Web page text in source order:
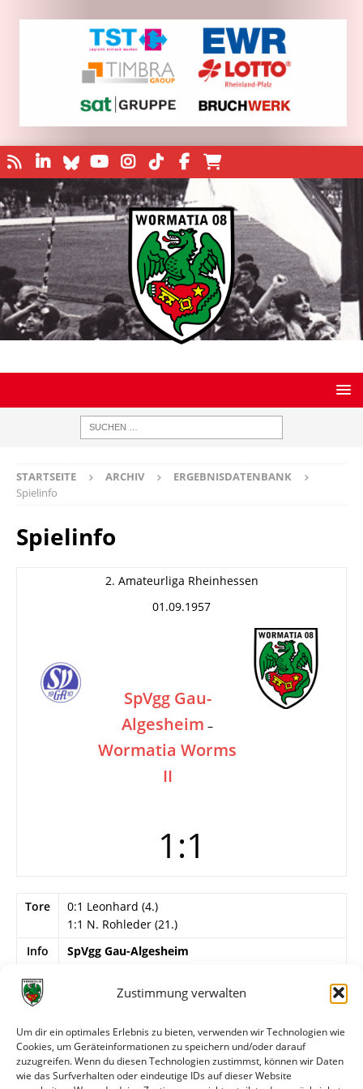
Zustimmung verwalten
Um dir ein optimales Erlebnis zu bieten, verwenden wir Technologien wie
Cookies, um Geräteinformationen zu speichern und/oder darauf
zuzugreifen. Wenn du diesen Technologien zustimmst, können wir Daten
wie das Surfverhalten oder eindeutige IDs auf dieser Website
STARTSEITE ARCHIV
ERGEBNISDATENBANK
Spielinfo
Spielinfo
2. Amateurliga Rheinhessen
01.09.1957
SpVgg Gau-
Algesheim –
Wormatia Worms
II
1:1
Tore
0:1 Leonhard (4.)
1:1 N. Rohleder (21.)
Info
SpVgg Gau-Algesheim
Jouaux, Hessel – Püschel, Schmitt, N. Rohleder,
Wormatia Worms Amateure
Strasser – Schelendinow, Kiefer – Pröstler, Krüger,
Lachmann – Becker, Baas, Göhl, Leonhard, Weiler.